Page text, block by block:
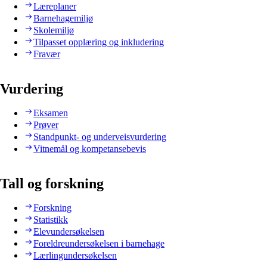
Læreplaner
Barnehagemiljø
Skolemiljø
Tilpasset opplæring og inkludering
Fravær
Vurdering
Eksamen
Prøver
Standpunkt- og underveisvurdering
Vitnemål og kompetansebevis
Tall og forskning
Forskning
Statistikk
Elevundersøkelsen
Foreldreundersøkelsen i barnehage
Lærlingundersøkelsen